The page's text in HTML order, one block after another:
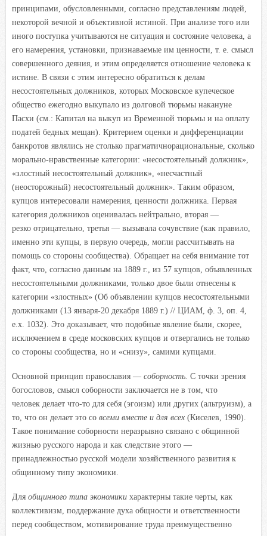
принципами, обусловленными, согласно представлениям людей,
некоторой вечной и объективной истиной. При анализе того или
иного поступка учитываются не ситуация и состояние человека, а
его намерения, установки, признаваемые им ценности, т. е. смысл
совершенного деяния, и этим определяется отношение человека к
истине. В связи с этим интересно обратиться к делам
несостоятельных должников, которых Московское купеческое
общество ежегодно выкупало из долговой тюрьмы накануне
Пасхи (см.: Капитал на выкуп из Временной тюрьмы и на оплату
податей бедных мещан). Критерием оценки и дифференциации
банкротов являлись не столько прагматичнорациональные, сколько
морально-нравственные категории: «несостоятельный должник»,
«злостный несостоятельный должник», «несчастный
(неосторожный) несостоятельный должник». Таким образом,
купцов интересовали намерения, ценности должника. Первая
категория должников оценивалась нейтрально, вторая —
резко отрицательно, третья — вызывала сочувствие (как правило,
именно эти купцы, в первую очередь, могли рассчитывать на
помощь со стороны сообщества). Обращает на себя внимание тот
факт, что, согласно данным на 1889 г., из 57 купцов, объявленных
несостоятельными должниками, только двое были отнесены к
категории «злостных» (Об объявлении купцов несостоятельными
должниками (13 января-20 декабря 1889 г.) // ЦИАМ, ф. 3, оп. 4,
е.х. 1032). Это доказывает, что подобные явление были, скорее,
исключением в среде московских купцов и отвергались не только
со стороны сообщества, но и «снизу», самими купцами.
Основной принцип православия — соборность. С точки зрения
богословов, смысл соборности заключается не в том, что
человек делает что-то для себя (эгоизм) или других (альтруизм), а
то, что он делает это со всеми вместе и для всех (Киселев, 1990).
Такое понимание соборности неразрывно связано с общинной
жизнью русского народа и как следствие этого —
принадлежностью русской модели хозяйственного развития к
общинному типу экономики.
Для общинного типа экономики характерны такие черты, как
коллективизм, поддержание духа общности и ответственности
перед сообществом, мотивирование труда преимущественно